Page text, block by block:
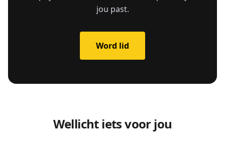
jou past.
Word lid
Wellicht iets voor jou